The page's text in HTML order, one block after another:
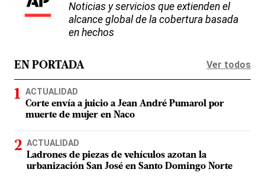
Noticias y servicios que extienden el
alcance global de la cobertura basada
en hechos
EN PORTADA Ver todos
ACTUALIDAD
Corte envía a juicio a Jean André Pumarol por
muerte de mujer en Naco
ACTUALIDAD
Ladrones de piezas de vehículos azotan la
urbanización San José en Santo Domingo Norte